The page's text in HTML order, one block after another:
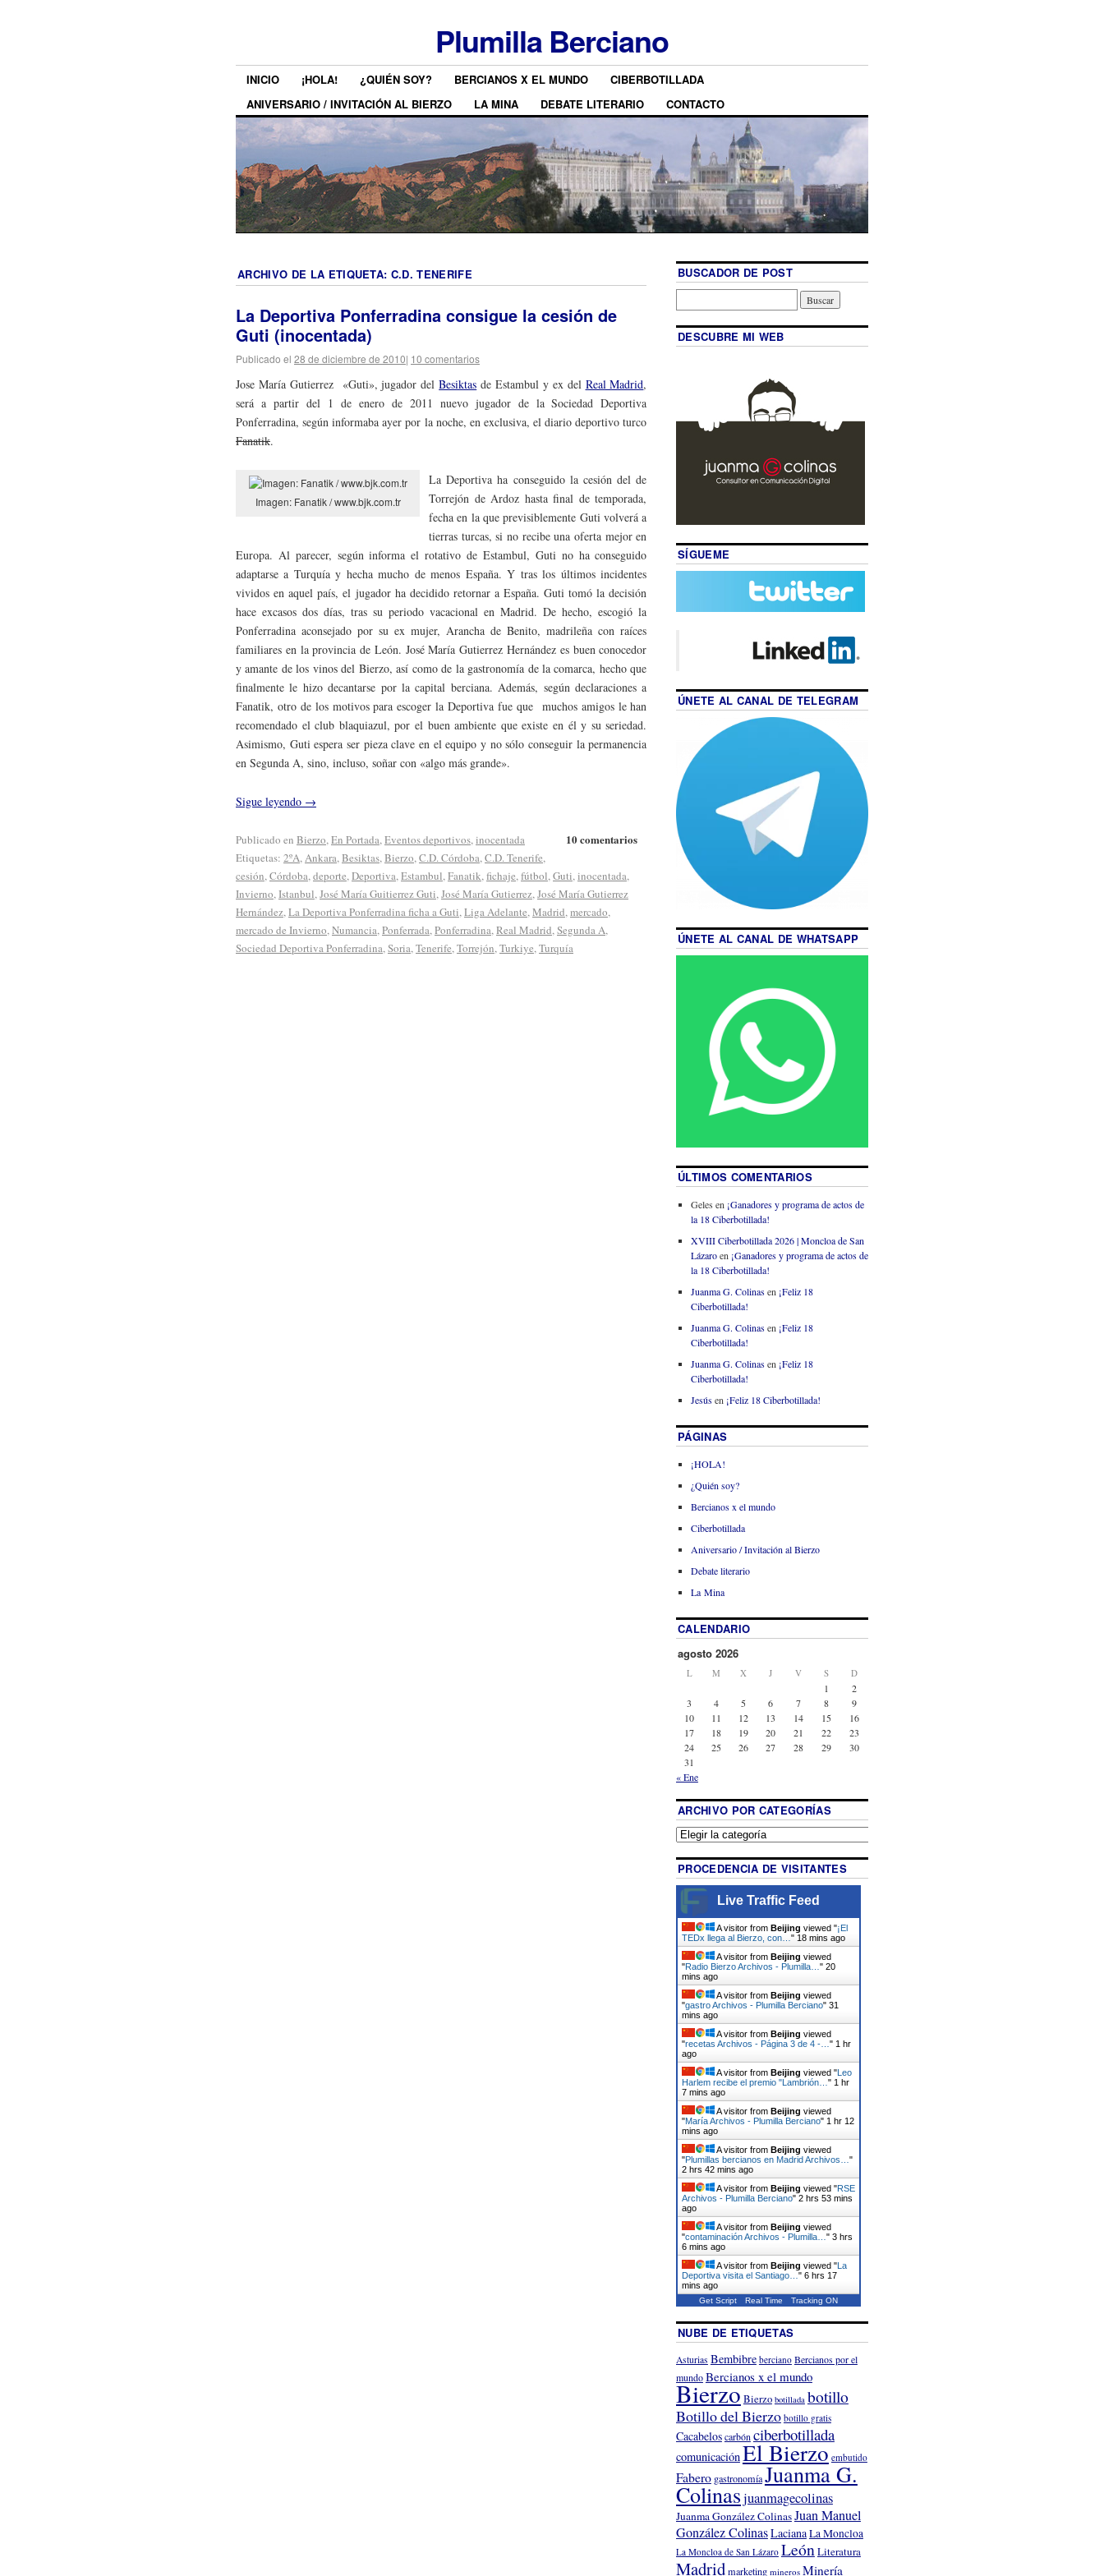
Plumilla Berciano
INICIO ¡HOLA! ¿QUIÉN SOY? BERCIANOS X EL MUNDO
CIBERBOTILLADA
ANIVERSARIO / INVITACIÓN AL BIERZO
LA MINA DEBATE LITERARIO CONTACTO
ARCHIVO DE LA ETIQUETA: C.D. TENERIFE
La Deportiva Ponferradina consigue la cesión de
Guti (inocentada)
Publicado el 28 de diciembre de 2010| 10 comentarios
Jose María Gutierrez «Guti», jugador delBesiktas de Estambul y ex del Real Madrid,
será a partir del 1 de enero de 2011 nuevo jugador de la Sociedad Deportiva
Ponferradina, según informaba ayer por la noche, en exclusiva, el diario deportivo turco
Fanatik.
Imagen: Fanatik / www.bjk.com.tr
La Deportiva ha conseguido la cesión del de
Torrejón de Ardoz hasta final de temporada,
fecha en la que previsiblemente Guti volverá a
tierras turcas, si no recibe una oferta mejor en
Europa. Al parecer, según informa el rotativo de Estambul, Guti no ha conseguido
adaptarse a Turquía y hecha mucho de menos España. Y tras los últimos incidentes
vividos en aquel país, el jugador ha decidido retornar a España. Guti tomó la decisión
hace excasos dos días, tras su periodo vacacional en Madrid. De hecho, escogió la
Ponferradina aconsejado por su ex mujer, Arancha de Benito, madrileña con raíces
familiares en la provincia de León. José María Gutierrez Hernández es buen conocedor
y amante de los vinos del Bierzo, así como de la gastronomía de la comarca, hecho que
finalmente le hizo decantarse por la capital berciana. Además, según declaraciones a
Fanatik, otro de los motivos para escoger la Deportiva fue que muchos amigos le han
recomendado el club blaquiazul, por el buen ambiente que existe en él y su seriedad.
Asimismo, Guti espera ser pieza clave en el equipo y no sólo conseguir la permanencia
en Segunda A, sino, incluso, soñar con «algo más grande».
Sigue leyendo →
10 comentarios
Publicado en Bierzo,En Portada,Eventos deportivos,inocentada
Etiquetas: 2ºA,Ankara,Besiktas,Bierzo,C.D. Córdoba,C.D. Tenerife,
cesión,Córdoba,deporte,Deportiva,Estambul,Fanatik,fichaje,fútbol,Guti,inocentada,
Invierno,Istanbul,José María Guitierrez Guti,José María Gutierrez,José María Gutierrez
Hernández,La Deportiva Ponferradina ficha a Guti,Liga Adelante,Madrid,mercado,
mercado de Invierno,Numancia,Ponferrada,Ponferradina,Real Madrid,Segunda A,
Sociedad Deportiva Ponferradina,Soria,Tenerife,Torrejón,Turkiye,Turquía
BUSCADOR DE POST
DESCUBRE MI WEB
SÍGUEME
ÚNETE AL CANAL DE TELEGRAM
ÚNETE AL CANAL DE WHATSAPP
ÚLTIMOS COMENTARIOS
Geles en ¡Ganadores y programa de actos de
la 18 Ciberbotillada!
XVIII Ciberbotillada 2026 | Moncloa de San
Lázaroen ¡Ganadores y programa de actos de
la 18 Ciberbotillada!
Juanma G. Colinasen ¡Feliz 18
Ciberbotillada!
Juanma G. Colinasen ¡Feliz 18
Ciberbotillada!
Juanma G. Colinasen ¡Feliz 18
Ciberbotillada!
Jesúsen ¡Feliz 18 Ciberbotillada!
PÁGINAS
¡HOLA!
¿Quién soy?
Bercianos x el mundo
Ciberbotillada
Aniversario / Invitación al Bierzo
Debate literario
La Mina
CALENDARIO
agosto 2026
L M X J V S D
1
2
3
4 5 6 7 8
9
10
11 12 13 14 15
16
17
18 19 20 21 22
23
24
25 26 27 28 29
30
31
« Ene
ARCHIVO POR CATEGORÍAS
PROCEDENCIA DE VISITANTES
Live Traffic Feed
A visitor from Beijing viewed "¡El
TEDx llega al Bierzo, con… " 18 mins ago
A visitor from Beijing viewed
"Radio Bierzo Archivos - Plumilla… " 20
mins ago
A visitor from Beijing viewed
"gastro Archivos - Plumilla Berciano" 31
mins ago
A visitor from Beijing viewed
"recetas Archivos - Página 3 de 4 -… " 1 hr
ago
A visitor from Beijing viewed "Leo
Harlem recibe el premio "Lambrión… " 1 hr
7 mins ago
A visitor from Beijing viewed
"María Archivos - Plumilla Berciano" 1 hr 12
mins ago
A visitor from Beijing viewed
"Plumillas bercianos en Madrid Archivos… "
2 hrs 42 mins ago
A visitor from Beijing viewed "RSE
Archivos - Plumilla Berciano" 2 hrs 53 mins
ago
A visitor from Beijing viewed
"contaminación Archivos - Plumilla… " 3 hrs
6 mins ago
A visitor from Beijing viewed "La
Deportiva visita el Santiago… " 6 hrs 17
mins ago
Get Script Real Time Tracking ON
NUBE DE ETIQUETAS
Asturias Bembibre berciano Bercianos por el
mundoBercianos x el mundo
BierzoBierzo botillada botillo
Botillo del Bierzo botillo gratis
Cacabeloscarbón ciberbotillada
comunicaciónEl Bierzo embutido
Fabero gastronomíaJuanma G.
Colinasjuanmagecolinas
Juanma González ColinasJuan Manuel
González ColinasLacianaLa Moncloa
La Moncloa de San Lázaro LeónLiteratura
Madridmarketing mineros Minería